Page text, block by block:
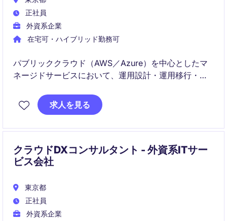
正社員
外資系企業
在宅可・ハイブリッド勤務可
パブリッククラウド（AWS／Azure）を中心としたマ
ネージドサービスにおいて、運用設計・運用移行・改
将来的には、Shared Deliveryやサービス拡大をリード
求人を見る
クラウドDXコンサルタント - 外資系ITサー
ビス会社
東京都
正社員
外資系企業